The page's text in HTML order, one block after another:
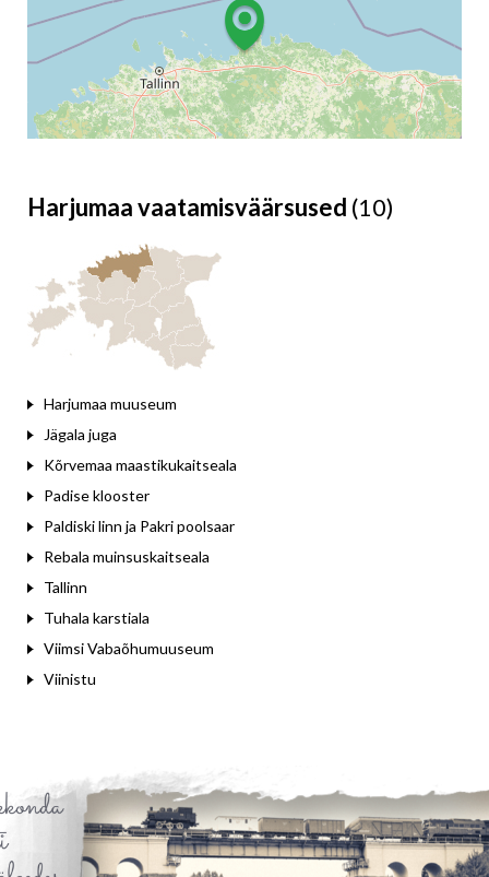
Harjumaa vaatamisväärsused (10)
Harjumaa muuseum
Jägala juga
Kõrvemaa maastikukaitseala
Padise klooster
Paldiski linn ja Pakri poolsaar
Rebala muinsuskaitseala
Tallinn
Tuhala karstiala
Viimsi Vabaõhumuuseum
Viinistu